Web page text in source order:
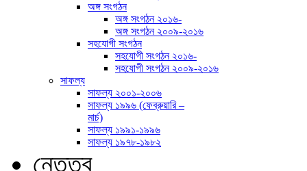
অঙ্গ সংগঠন
অঙ্গ সংগঠন ২০১৬-
অঙ্গ সংগঠন ২০০৯-২০১৬
সহযোগী সংগঠন
সহযোগী সংগঠন ২০১৬-
সহযোগী সংগঠন ২০০৯-২০১৬
সাফল্য
সাফল্য ২০০১-​২০০৬
সাফল্য ১৯৯৬ (ফেব্রুয়ারি –
মার্চ)
সাফল্য ১৯৯১-​১৯৯৬
সাফল্য ১৯৭৮-​১৯৮২
নেতৃত্ব